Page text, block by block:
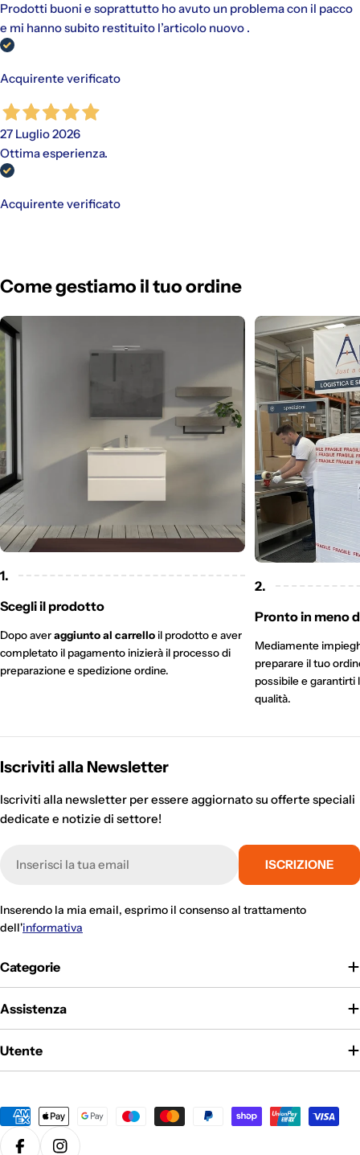
Prodotti buoni e soprattutto ho avuto un problema con il pacco
e mi hanno subito restituito l’articolo nuovo .
Acquirente verificato
27 Luglio 2026
Ottima esperienza.
Acquirente verificato
Come gestiamo il tuo ordine
1.
Scegli il prodotto
Dopo averaggiunto al carrello il prodotto e aver
completato il pagamento inizierà il processo di
preparazione e spedizione ordine.
2.
Pronto in meno
Mediamente
preparare il tuo
possibile e garantirti
qualità.
Categorie
Assistenza
Utente
Iscriviti alla Newsletter
Iscriviti alla newsletter per essere aggiornato su offerte speciali
dedicate e notizie di settore!
mail
ISCRIZIONE
Inserendo la mia email, esprimo il consenso al trattamento
dell'informativa
Metodi
di